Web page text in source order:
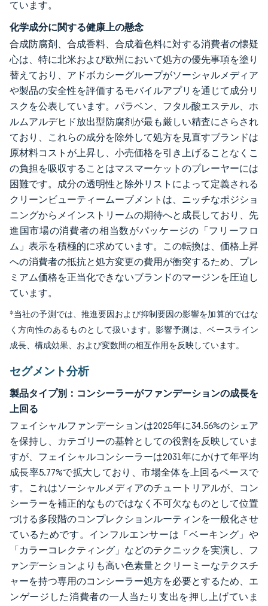
ています。
化学成分に関する健康上の懸念
合成防腐剤、合成香料、合成着色料に対する消費者の懐疑
心は、特に北米および欧州において処方の優先事項を塗り
替えており、アドボカシーグループがソーシャルメディア
や製品の安全性を評価するモバイルアプリを通じて成分リ
スクを公表しています。パラベン、フタル酸エステル、ホ
ルムアルデヒド放出型防腐剤が最も厳しい精査にさらされ
ており、これらの成分を除外して処方を見直すブランドは
原材料コストが上昇し、小売価格を引き上げることなくこ
の負担を吸収することはマスマーケットのプレーヤーには
困難です。成分の透明性と除外リストによって定義される
クリーンビューティームーブメントは、ニッチなポジショ
ニングからメインストリームの期待へと成長しており、先
進国市場の消費者の相当数がパッケージの「フリーフロ
ム」表示を積極的に求めています。この転換は、価格上昇
への消費者の抵抗と処方変更の費用が衝突するため、プレ
ミアム価格を正当化できないブランドのマージンを圧迫し
ています。
*当社の予測では、推進要因および抑制要因の影響を加算的ではな
く方向性のあるものとして扱います。影響予測は、ベースライン
成長、構成効果、および変数間の相互作用を反映しています。
セグメント分析
製品タイプ別：コンシーラーがファンデーションの成長を
上回る
フェイシャルファンデーションは2025年に34.56%のシェア
を保持し、カテゴリーの基幹としての役割を反映していま
すが、フェイシャルコンシーラーは2031年にかけて年平均
成長率5.77%で拡大しており、市場全体を上回るペースで
す。これはソーシャルメディアのチュートリアルが、コン
シーラーを補正的なものではなく不可欠なものとして位置
づける多段階のコンプレクションルーティンを一般化させ
ているためです。インフルエンサーは「ベーキング」や
「カラーコレクティング」などのテクニックを実演し、フ
ァンデーションよりも高い色素量とクリーミーなテクスチ
ャーを持つ専用のコンシーラー処方を必要とするため、エ
ンゲージした消費者の一人当たり支出を押し上げていま